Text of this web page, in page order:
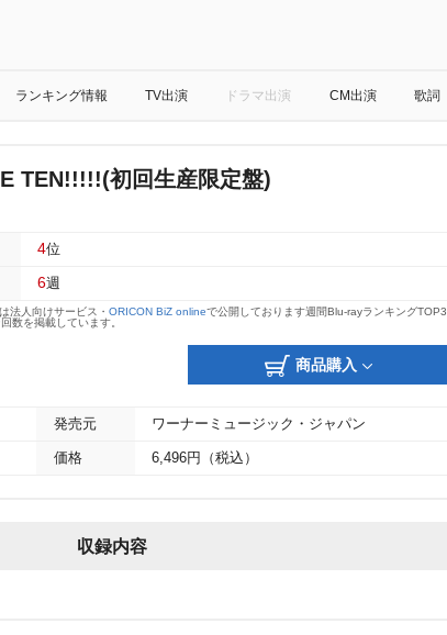
ランキング情報 TV出演 ドラマ出演 CM出演 歌詞
TEN!!!!!(初回生産限定盤)
4位
6週
法人向けサービス・ ORICON BiZ onlineで公開しております週間Blu-rayランキングTOP3
数を掲載しています。
商品購入
発売元 ワーナーミュージック・ジャパン
価格 6,496円（税込）
収録内容